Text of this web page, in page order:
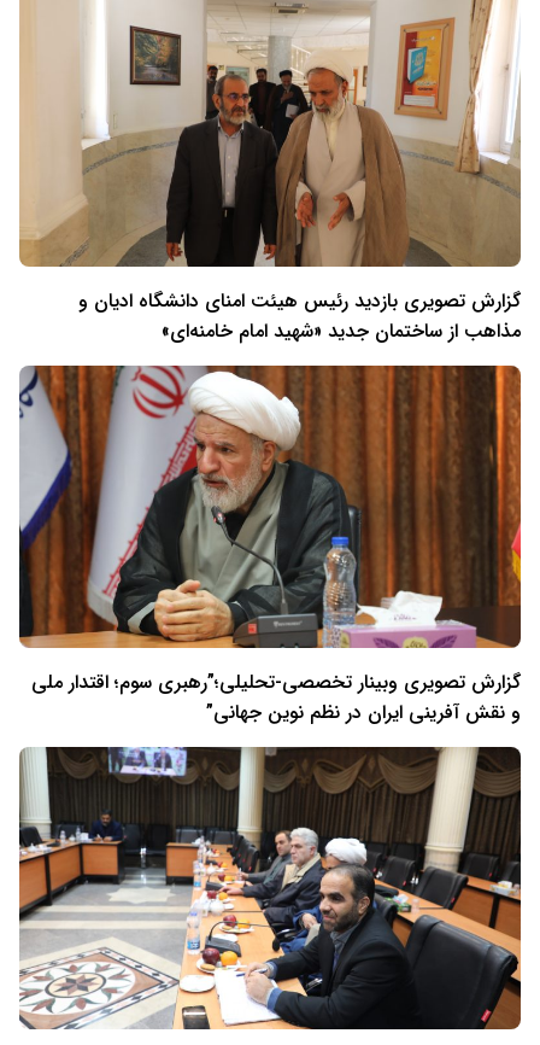
گزارش تصویری بازدید رئیس هیئت امنای دانشگاه ادیان و
مذاهب از ساختمان جدید «شهید امام خامنه‌ای»
گزارش تصویری وبینار تخصصی-تحلیلی؛”رهبری سوم؛ اقتدار ملی
و نقش آفرینی ایران در نظم نوین جهانی”